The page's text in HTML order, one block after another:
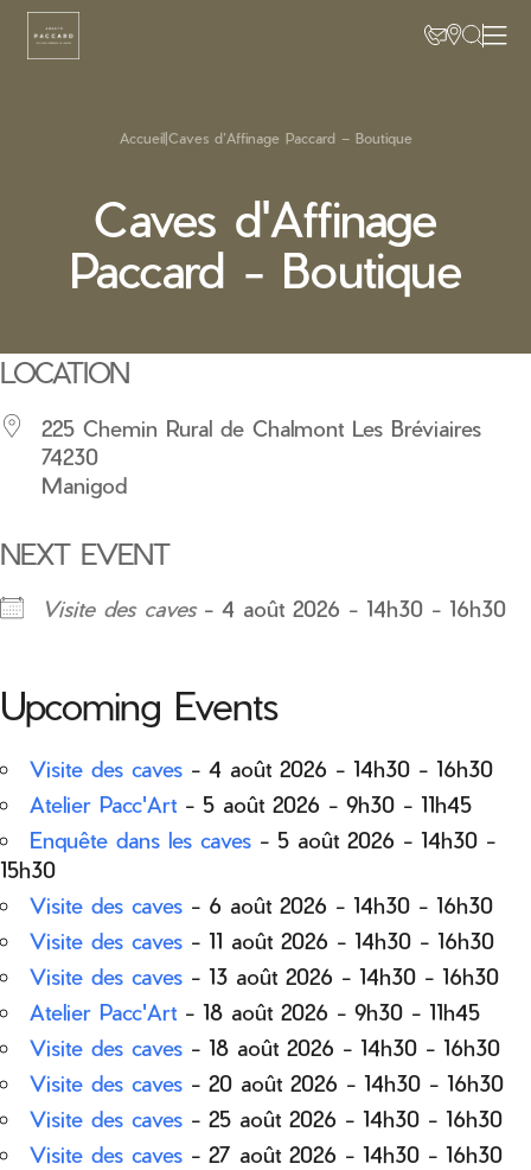
Accueil| Caves d’Affinage Paccard – Boutique
Caves d'Affinage
Paccard - Boutique
LOCATION
225 Chemin Rural de Chalmont Les Bréviaires
74230
Manigod
NEXT EVENT
Visite des caves- 4 août 2026 - 14h30 - 16h30
Upcoming Events
Visite des caves - 4 août 2026 - 14h30 - 16h30
Atelier Pacc'Art - 5 août 2026 - 9h30 - 11h45
Enquête dans les caves - 5 août 2026 - 14h30 -
15h30
Visite des caves - 6 août 2026 - 14h30 - 16h30
Visite des caves - 11 août 2026 - 14h30 - 16h30
Visite des caves - 13 août 2026 - 14h30 - 16h30
Atelier Pacc'Art - 18 août 2026 - 9h30 - 11h45
Visite des caves - 18 août 2026 - 14h30 - 16h30
Visite des caves - 20 août 2026 - 14h30 - 16h30
Visite des caves - 25 août 2026 - 14h30 - 16h30
Visite des caves - 27 août 2026 - 14h30 - 16h30